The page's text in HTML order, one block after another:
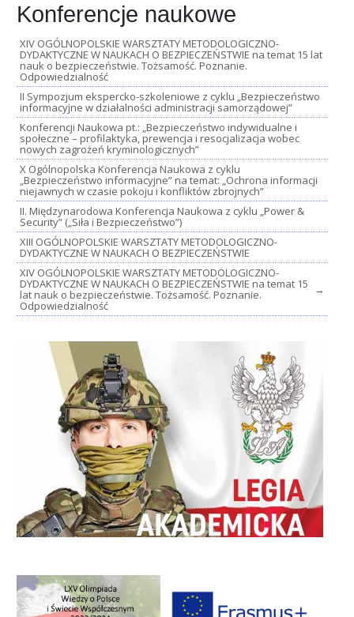
Konferencje naukowe
XIV OGÓLNOPOLSKIE WARSZTATY METODOLOGICZNO-
DYDAKTYCZNE W NAUKACH O BEZPIECZEŃSTWIE na temat 15 lat
nauk o bezpieczeństwie. Tożsamość. Poznanie.
Odpowiedzialność
II Sympozjum ekspercko-szkoleniowe z cyklu „Bezpieczeństwo
informacyjne w działalności administracji samorządowej”
Konferencji Naukowa pt.: „Bezpieczeństwo indywidualne i
społeczne – profilaktyka, prewencja i resocjalizacja wobec
nowych zagrożeń kryminologicznych”
X Ogólnopolska Konferencja Naukowa z cyklu
„Bezpieczeństwo informacyjne” na temat: „Ochrona informacji
niejawnych w czasie pokoju i konfliktów zbrojnych”
II. Międzynarodowa Konferencja Naukowa z cyklu „Power &
Security” („Siła i Bezpieczeństwo”)
XIII OGÓLNOPOLSKIE WARSZTATY METODOLOGICZNO-
DYDAKTYCZNE W NAUKACH O BEZPIECZEŃSTWIE
XIV OGÓLNOPOLSKIE WARSZTATY METODOLOGICZNO-
DYDAKTYCZNE W NAUKACH O BEZPIECZEŃSTWIE na temat 15
lat nauk o bezpieczeństwie. Tożsamość. Poznanie.
Odpowiedzialność
→